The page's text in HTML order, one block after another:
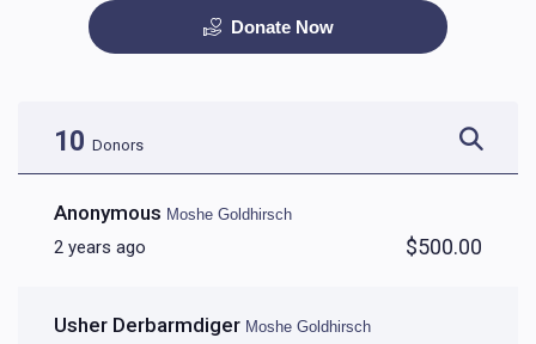
Donate Now
10 Donors
Anonymous Moshe Goldhirsch
2 years ago $500.00
Usher Derbarmdiger Moshe Goldhirsch